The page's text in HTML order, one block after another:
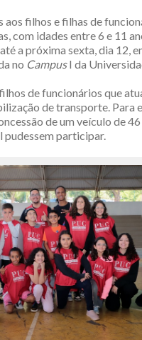
aos filhos e filhas de
com idades entre 6 e 11
a próxima sexta, dia 12,
no CampusI da
de funcionários que
de transporte. Para
de um veículo de
pudessem participar.